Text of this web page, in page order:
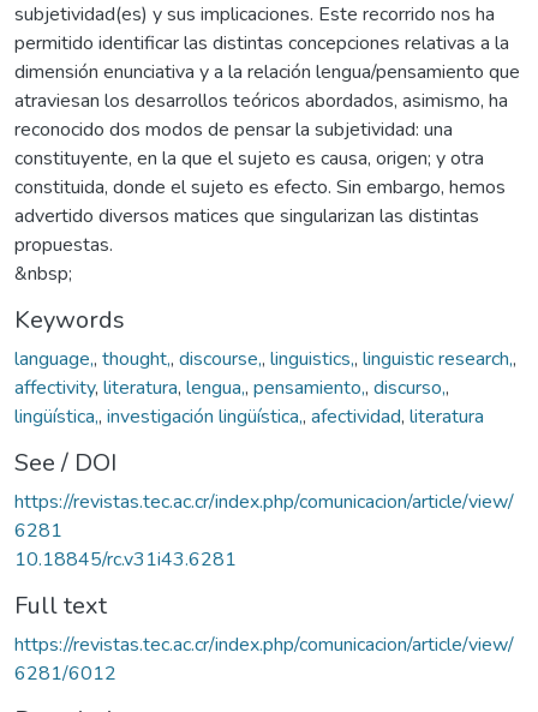
subjetividad(es) y sus implicaciones. Este recorrido nos ha
permitido identificar las distintas concepciones relativas a la
dimensión enunciativa y a la relación lengua/pensamiento que
atraviesan los desarrollos teóricos abordados, asimismo, ha
reconocido dos modos de pensar la subjetividad: una
constituyente, en la que el sujeto es causa, origen; y otra
constituida, donde el sujeto es efecto. Sin embargo, hemos
advertido diversos matices que singularizan las distintas
propuestas.
&nbsp;
Keywords
language,, thought,, discourse,, linguistics,, linguistic research,,
affectivity, literatura, lengua,, pensamiento,, discurso,,
lingüística,, investigación lingüística,, afectividad, literatura
See / DOI
https://revistas.tec.ac.cr/index.php/comunicacion/article/view/
6281
10.18845/rc.v31i43.6281
Full text
https://revistas.tec.ac.cr/index.php/comunicacion/article/view/
6281/6012